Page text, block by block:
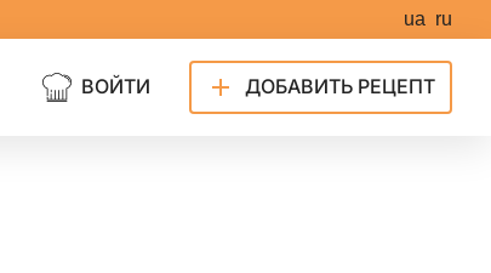
ua ru
ВОЙТИ ДОБАВИТЬ РЕЦЕПТ